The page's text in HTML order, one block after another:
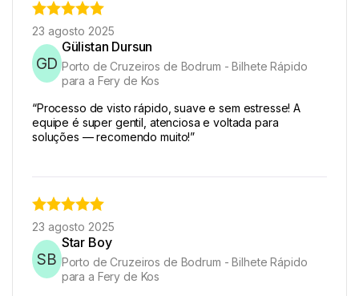
23 agosto 2025
GD
Gülistan Dursun
Porto de Cruzeiros de Bodrum - Bilhete Rápido
para a Fery de Kos
“Processo de visto rápido, suave e sem estresse! A
equipe é super gentil, atenciosa e voltada para
soluções — recomendo muito!”
23 agosto 2025
SB
Star Boy
Porto de Cruzeiros de Bodrum - Bilhete Rápido
para a Fery de Kos